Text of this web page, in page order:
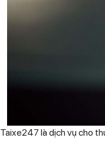
Taixe247 là dịch vụ cho